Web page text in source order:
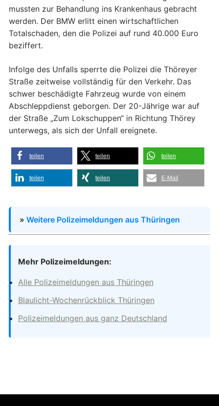
mussten zur Behandlung ins Krankenhaus gebracht
werden. Der BMW erlitt einen wirtschaftlichen
Totalschaden, den die Polizei auf rund 40.000 Euro
beziffert.
Infolge des Unfalls sperrte die Polizei die Thöreyer
Straße zeitweise vollständig für den Verkehr. Das
schwer beschädigte Fahrzeug wurde von einem
Abschleppdienst geborgen. Der 20-Jährige war auf
der Straße „Zum Lokschuppen“ in Richtung Thörey
unterwegs, als sich der Unfall ereignete.
teilen teilen teilen
teilen teilen E-Mail
» Weitere Polizeimeldungen aus Thüringen
Mehr Polizeimeldungen:
Alle Polizeimeldungen aus Thüringen
Blaulicht-Wochenrückblick Thüringen
Polizeimeldungen aus ganz Deutschland